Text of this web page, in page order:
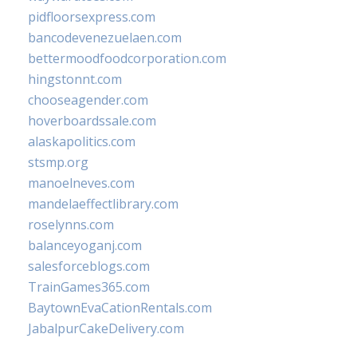
pidfloorsexpress.com
bancodevenezuelaen.com
bettermoodfoodcorporation.com
hingstonnt.com
chooseagender.com
hoverboardssale.com
alaskapolitics.com
stsmp.org
manoelneves.com
mandelaeffectlibrary.com
roselynns.com
balanceyoganj.com
salesforceblogs.com
TrainGames365.com
BaytownEvaCationRentals.com
JabalpurCakeDelivery.com